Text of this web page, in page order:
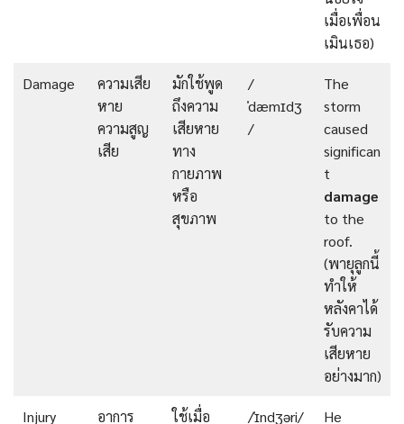
เมื่อเพื่อน
เมินเธอ)
Damage
ความเสีย
หาย
ความสูญ
เสีย
มักใช้พูด
ถึงความ
เสียหาย
ทาง
กายภาพ
หรือ
สุขภาพ
/
ˈdæmɪdʒ
/
The
storm
caused
significan
t
damage
to the
roof.
(พายุลูกนี้
ทำให้
หลังคาได้
รับความ
เสียหาย
อย่างมาก)
Injury อาการ ใช้เมื่อ /ˈɪndʒəri/ He